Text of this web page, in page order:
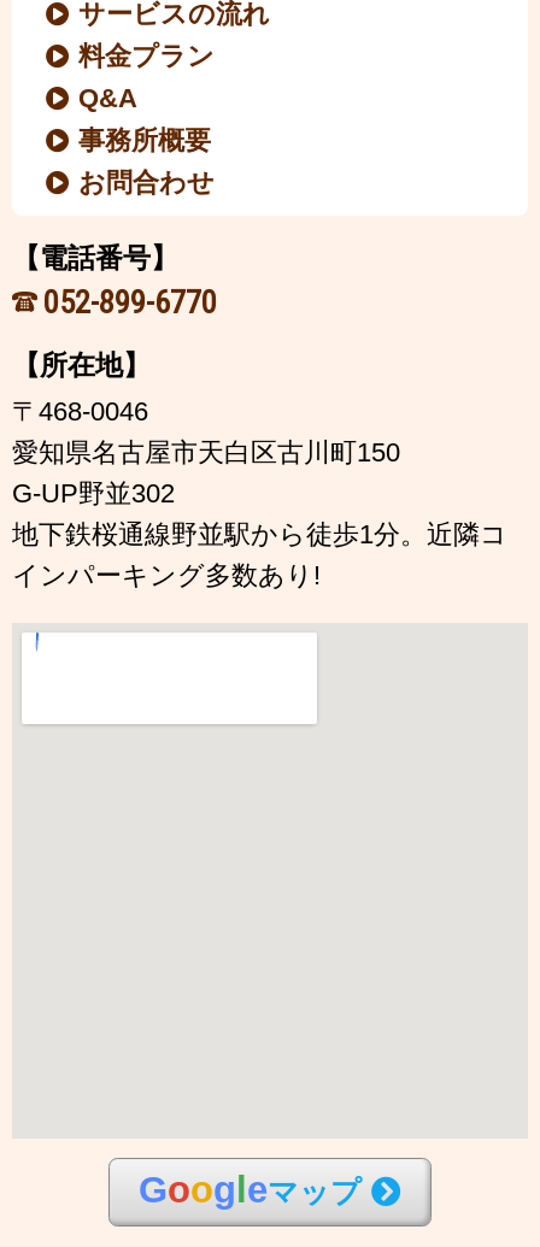
サービスの流れ
料金プラン
Q&A
事務所概要
お問合わせ
【電話番号】
052-899-6770
【所在地】
〒468-0046
愛知県名古屋市天白区古川町150
G-UP野並302
地下鉄桜通線野並駅から徒歩1分。近隣コ
インパーキング多数あり!
Goog eマップ